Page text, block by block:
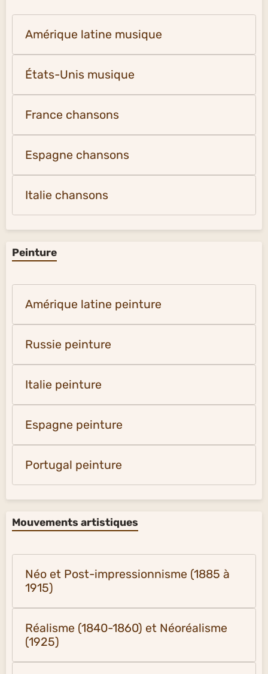
Amérique latine musique
États-Unis musique
France chansons
Espagne chansons
Italie chansons
Peinture
Amérique latine peinture
Russie peinture
Italie peinture
Espagne peinture
Portugal peinture
Mouvements artistiques
Néo et Post-impressionnisme (1885 à
1915)
Réalisme (1840-1860) et Néoréalisme
(1925)